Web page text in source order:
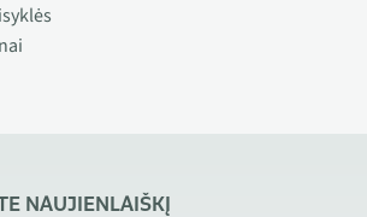
NAUJIENLAIŠKĮ